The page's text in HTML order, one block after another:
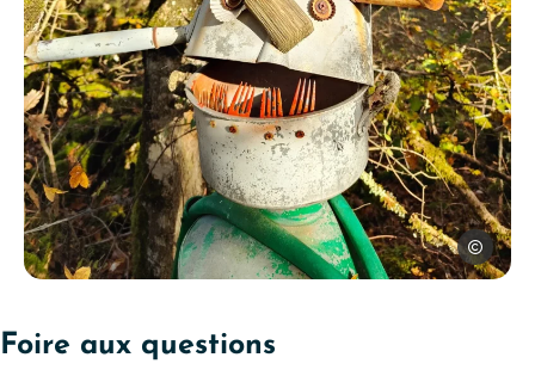
Chemin de Pierre Prevost à La Rouquette, © SPL Ouest
SPL
Foire aux questions